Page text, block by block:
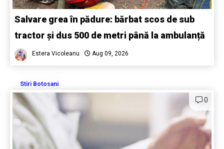
Salvare grea în pădure: bărbat scos de sub
tractor și dus 500 de metri până la ambulanță
Estera Vicoleanu Aug 09, 2026
Stiri Botosani
0